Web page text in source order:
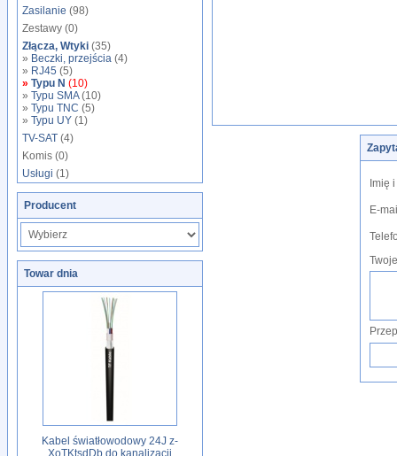
Zasilanie (98)
Zestawy (0)
Złącza, Wtyki (35)
» Beczki, przejścia (4)
» RJ45 (5)
» Typu N (10)
» Typu SMA(10)
» Typu TNC (5)
» Typu UY (1)
TV-SAT (4)
Komis (0)
Usługi (1)
Producent
Towar dnia
Kabel światłowodowy 24J z-
XoTKtsdDb do kanalizacji
Imię
E-